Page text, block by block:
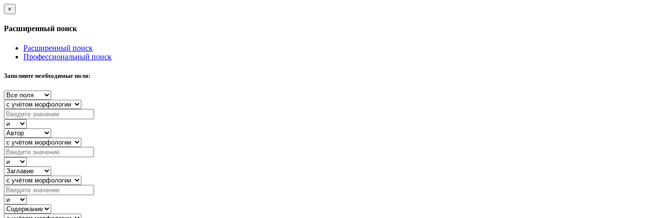
×
Расширенный поиск
Расширенный поиск
Профессиональный поиск
Заполните необходимые поля: